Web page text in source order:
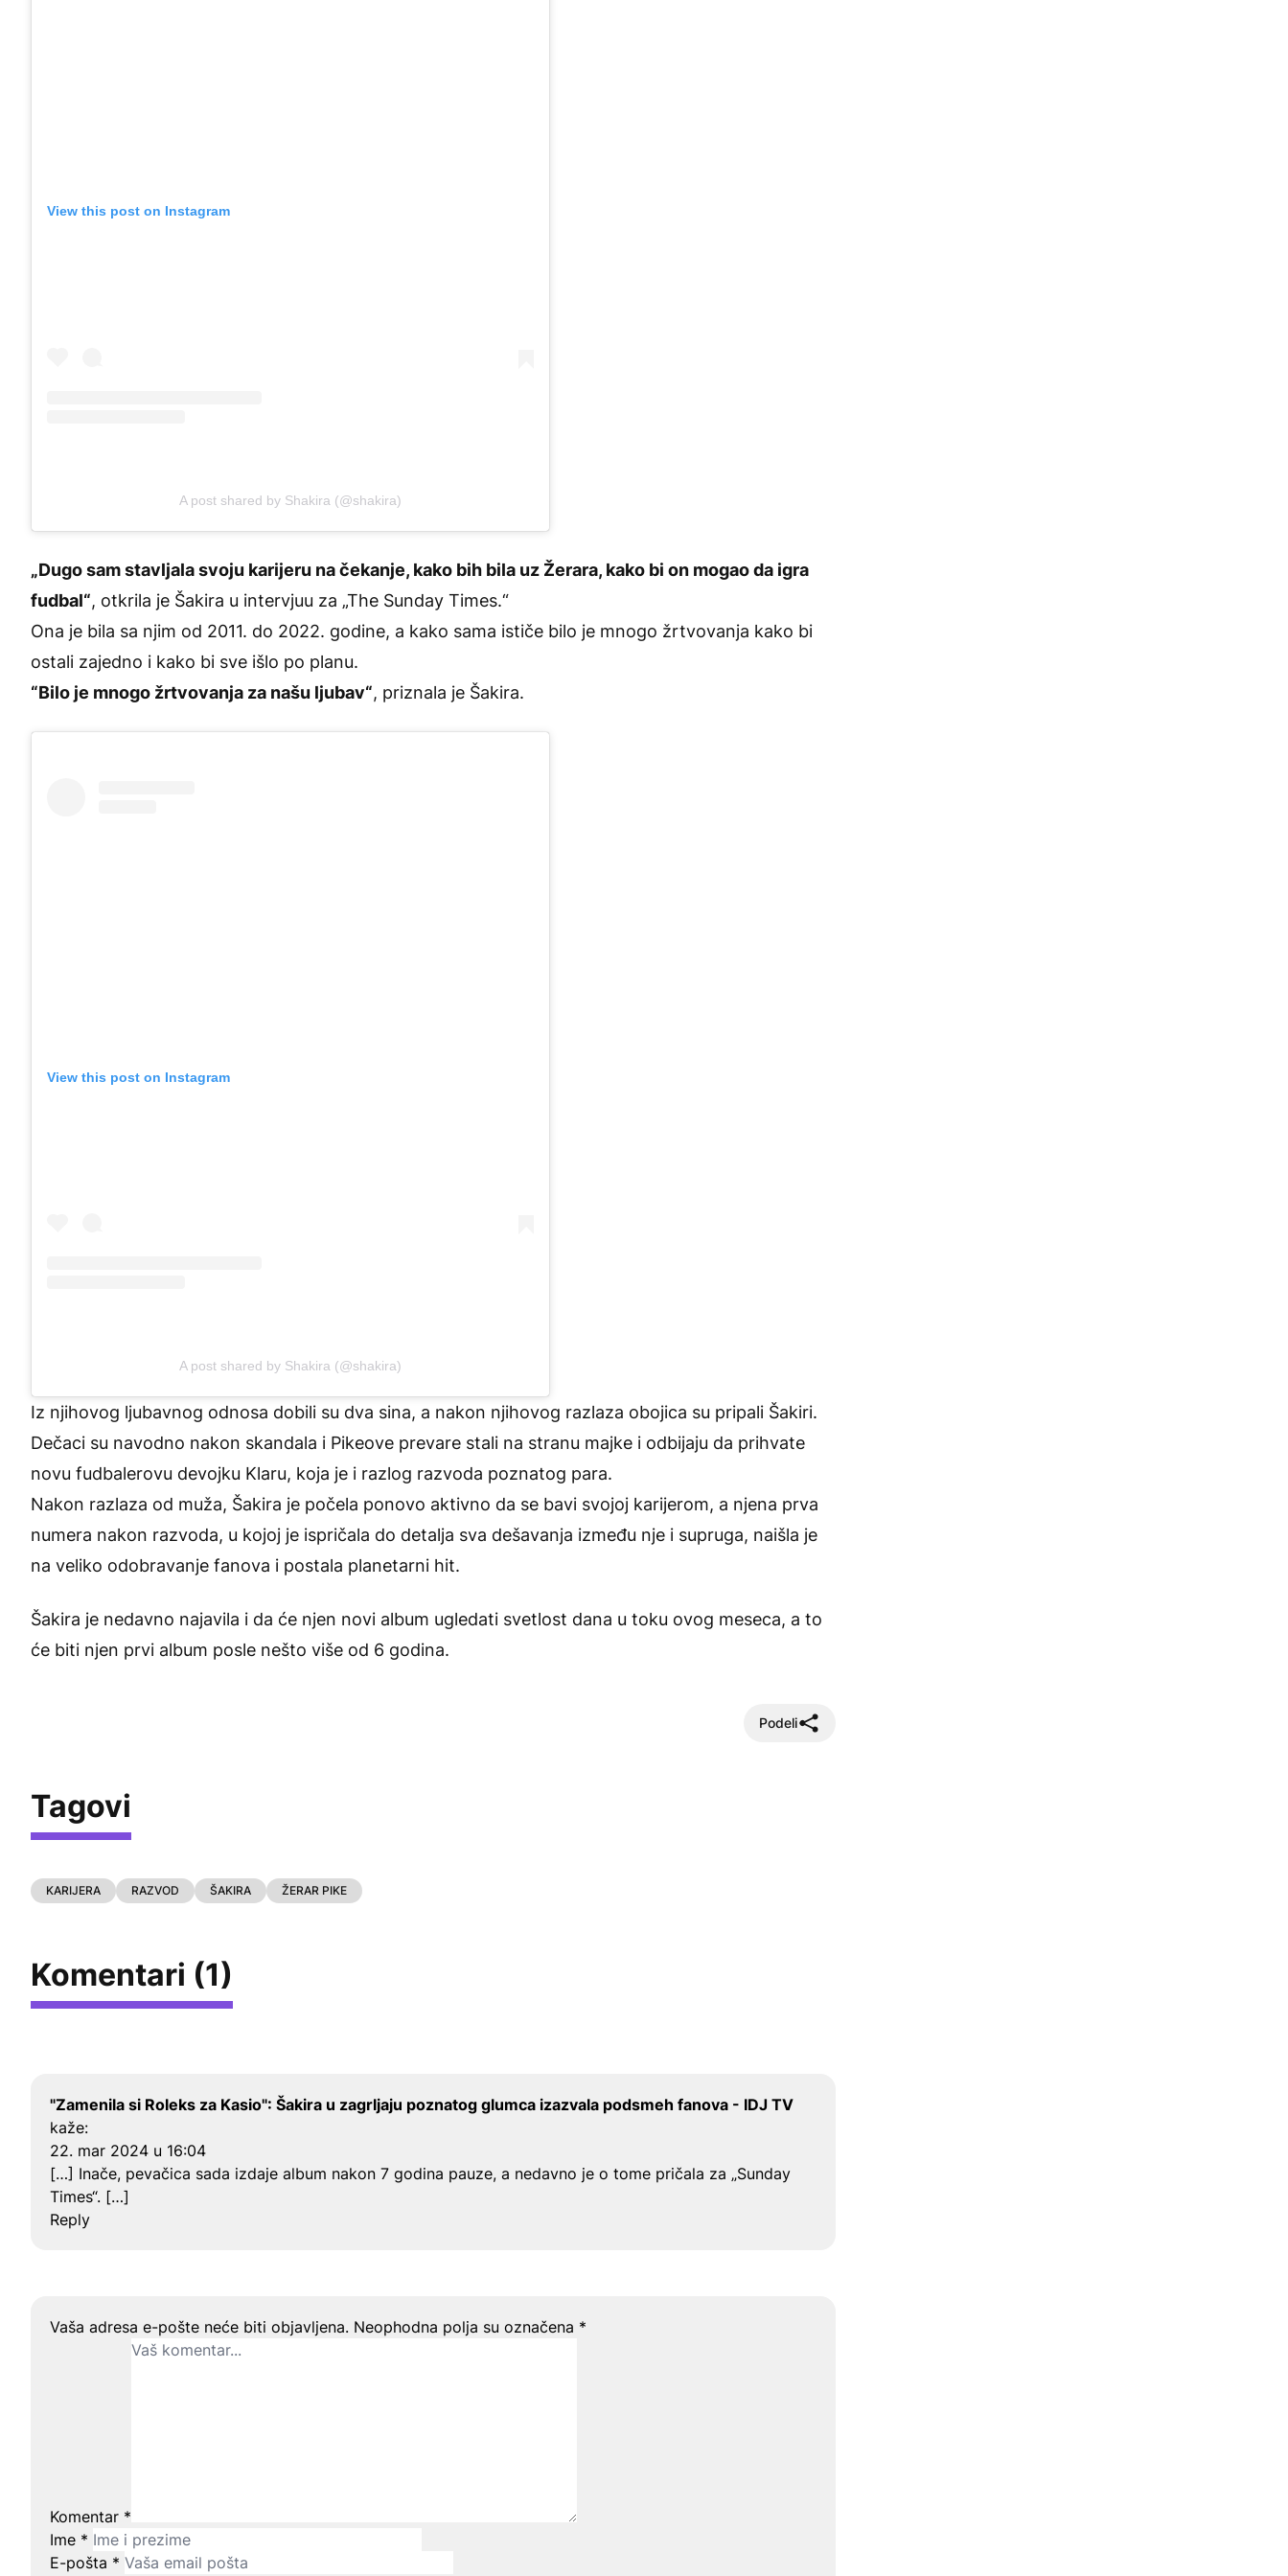
View this post on Instagram
A post shared by Shakira (@shakira)
„Dugo sam stavljala svoju karijeru na čekanje, kako bih bila uz Žerara, kako bi on mogao da igra
fudbal“, otkrila je Šakira u intervjuu za „The Sunday Times.“
Ona je bila sa njim od 2011. do 2022. godine, a kako sama ističe bilo je mnogo žrtvovanja kako bi
ostali zajedno i kako bi sve išlo po planu.
“Bilo je mnogo žrtvovanja za našu ljubav“, priznala je Šakira.
View this post on Instagram
A post shared by Shakira (@shakira)
Iz njihovog ljubavnog odnosa dobili su dva sina, a nakon njihovog razlaza obojica su pripali Šakiri.
Dečaci su navodno nakon skandala i Pikeove prevare stali na stranu majke i odbijaju da prihvate
novu fudbalerovu devojku Klaru, koja je i razlog razvoda poznatog para.
Nakon razlaza od muža, Šakira je počela ponovo aktivno da se bavi svojoj karijerom, a njena prva
numera nakon razvoda, u kojoj je ispričala do detalja sva dešavanja između nje i supruga, naišla je
na veliko odobravanje fanova i postala planetarni hit.
Šakira je nedavno najavila i da će njen novi album ugledati svetlost dana u toku ovog meseca, a to
će biti njen prvi album posle nešto više od 6 godina.
Podeli
Tagovi
KARIJERA RAZVOD ŠAKIRA ŽERAR PIKE
Komentari (1)
"Zamenila si Roleks za Kasio": Šakira u zagrljaju poznatog glumca izazvala podsmeh fanova - IDJ TV
kaže:
22. mar 2024 u 16:04
[…] Inače, pevačica sada izdaje album nakon 7 godina pauze, a nedavno je o tome pričala za „Sunday
Times“. […]
Reply
Ostavite odgovor
Vaša adresa e-pošte neće biti objavljena. Neophodna polja su označena *
Komentar *
Ime *
E-pošta *